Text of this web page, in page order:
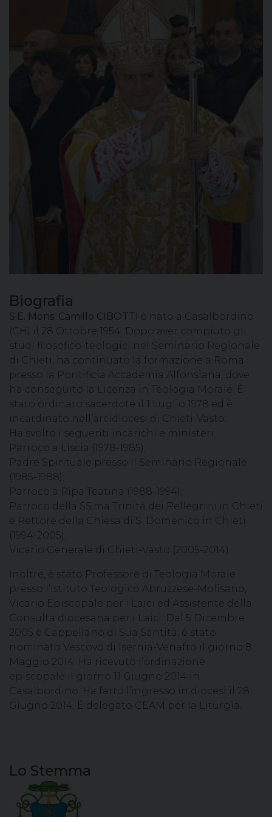
Biografia
S.E. Mons. Camillo CIBOTTI è nato a Casalbordino
(CH) il 28 Ottobre 1954. Dopo aver compiuto gli
studi filosofico-teologici nel Seminario Regionale
di Chieti, ha continuato la formazione a Roma
presso la Pontificia Accademia Alfonsiana, dove
ha conseguito la Licenza in Teologia Morale. È
stato ordinato sacerdote il 1 Luglio 1978 ed è
incardinato nell’arcidiocesi di Chieti-Vasto.
Ha svolto i seguenti incarichi e ministeri:
Parroco a Liscia (1978-1985);
Padre Spirituale presso il Seminario Regionale
(1985-1988);
Parroco a Ripa Teatina (1988-1994);
Parroco della SS.ma Trinità dei Pellegrini in Chieti
e Rettore della Chiesa di S. Domenico in Chieti
(1994-2005);
Vicario Generale di Chieti-Vasto (2005-2014).
Inoltre, è stato Professore di Teologia Morale
presso l’Istituto Teologico Abruzzese-Molisano,
Vicario Episcopale per i Laici ed Assistente della
Consulta diocesana per i Laici. Dal 5 Dicembre
2005 è Cappellano di Sua Santità. é stato
nominato Vescovo di Isernia-Venafro il giorno 8
Maggio 2014. Ha ricevuto l’ordinazione
episcopale il giorno 11 Giugno 2014 in
Casalbordino. Ha fatto l’ingresso in diocesi il 28
Giugno 2014. È delegato CEAM per la Liturgia.
Lo Stemma